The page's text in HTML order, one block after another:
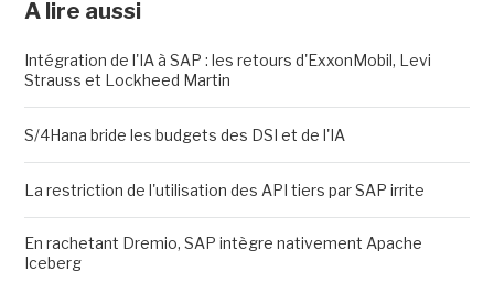
A lire aussi
Intégration de l'IA à SAP : les retours d'ExxonMobil, Levi
Strauss et Lockheed Martin
S/4Hana bride les budgets des DSI et de l'IA
La restriction de l'utilisation des API tiers par SAP irrite
En rachetant Dremio, SAP intègre nativement Apache
Iceberg